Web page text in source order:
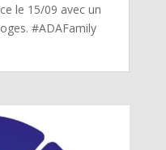
le 15/09 avec un
#ADAFamily